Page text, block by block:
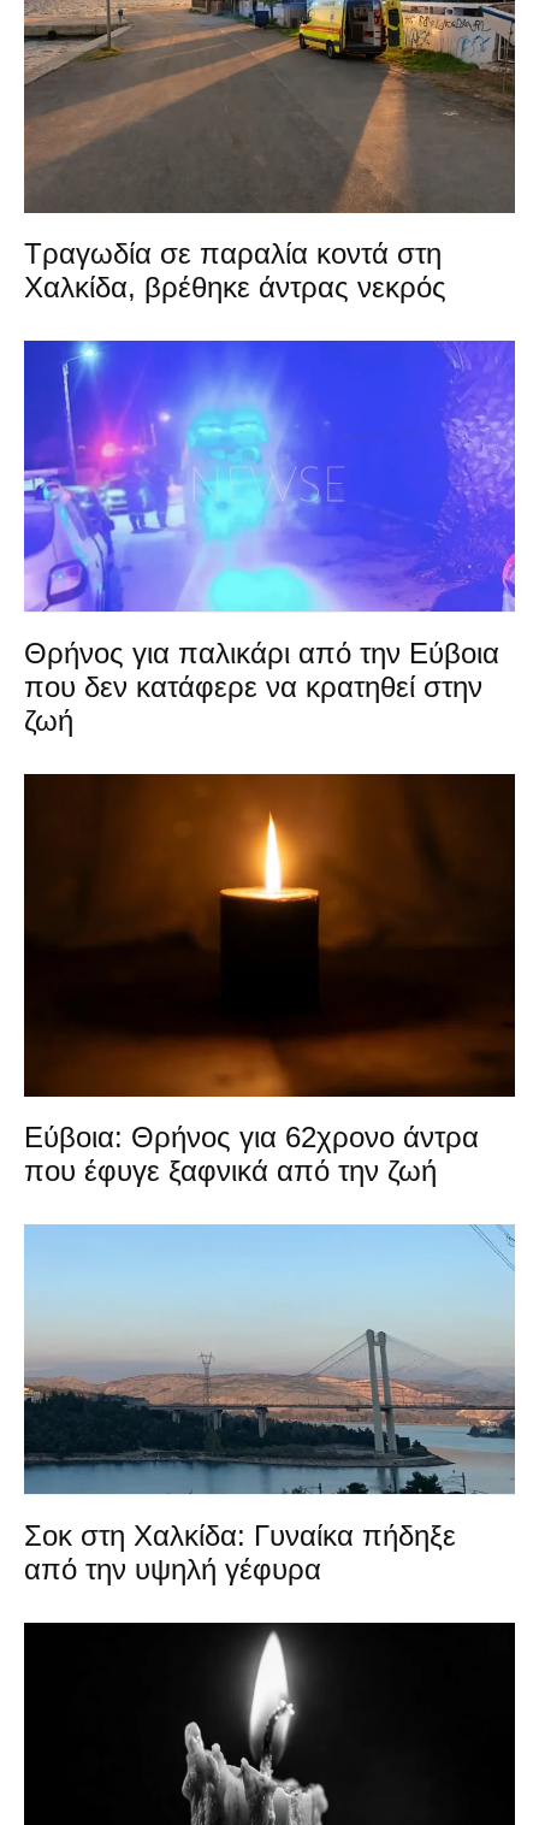
Τραγωδία σε παραλία κοντά στη
Χαλκίδα, βρέθηκε άντρας νεκρός
Θρήνος για παλικάρι από την Εύβοια
που δεν κατάφερε να κρατηθεί στην
ζωή
Εύβοια: Θρήνος για 62χρονο άντρα
που έφυγε ξαφνικά από την ζωή
Σοκ στη Χαλκίδα: Γυναίκα πήδηξε
από την υψηλή γέφυρα